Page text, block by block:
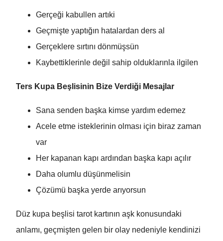
Gerçeği kabullen artıki
Geçmişte yaptığın hatalardan ders al
Gerçeklere sırtını dönmüşsün
Kaybettiklerinle değil sahip olduklarınla ilgilen
Ters Kupa Beşlisinin Bize Verdiği Mesajlar
Sana senden başka kimse yardım edemez
Acele etme isteklerinin olması için biraz zaman
var
Her kapanan kapı ardından başka kapı açılır
Daha olumlu düşünmelisin
Çözümü başka yerde arıyorsun
Düz kupa beşlisi tarot kartının aşk konusundaki
anlamı, geçmişten gelen bir olay nedeniyle kendinizi